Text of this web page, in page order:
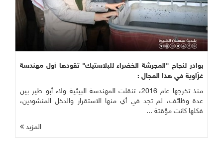
لنجاح "المجرشة الخضراء للبلاستيك" تقودها أول مهندسة
في هذا المجال :
منذ تخرجها عام 2016، تنقلت المهندسة البيئية ولاء أبو طير بين
لم تجد في أي منها الاستقرار والدخل المنشودين،
كانت مؤقتة ...